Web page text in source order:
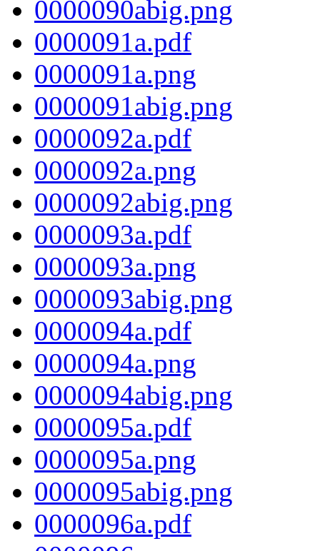
0000090abig.png
0000091a.pdf
0000091a.png
0000091abig.png
0000092a.pdf
0000092a.png
0000092abig.png
0000093a.pdf
0000093a.png
0000093abig.png
0000094a.pdf
0000094a.png
0000094abig.png
0000095a.pdf
0000095a.png
0000095abig.png
0000096a.pdf